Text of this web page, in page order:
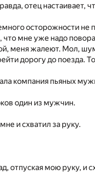
отец настаивает,
осторожности не
мне уже надо
меня жалеют. Мол,
дорогу до поезда.
компания пьяных
один из мужчин.
и схватил за руку.
отпуская мою руку, и